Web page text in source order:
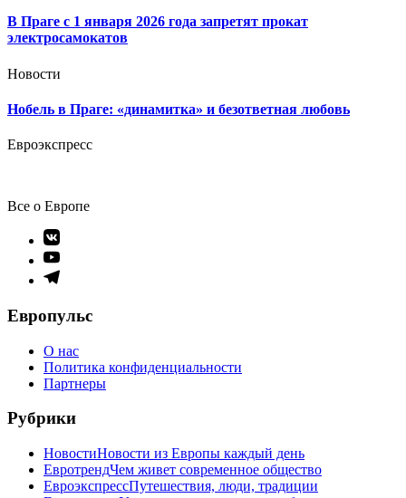
В Праге с 1 января 2026 года запретят прокат
электросамокатов
Новости
Нобель в Праге: «динамитка» и безответная любовь
Евроэкспресс
Все о Европе
Элемент
меню
Элемент
меню
Элемент
Европульс
О нас
Политика конфиденциальности
Партнеры
Рубрики
НовостиНовости из Европы каждый день
ЕвротрендЧем живет современное общество
ЕвроэкспрессПутешествия, люди, традиции